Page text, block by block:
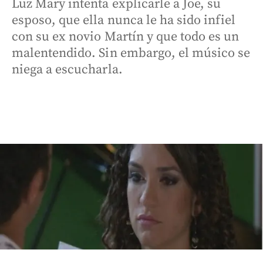
Luz Mary intenta explicarle a Joe, su
esposo, que ella nunca le ha sido infiel
con su ex novio Martín y que todo es un
malentendido. Sin embargo, el músico se
niega a escucharla.